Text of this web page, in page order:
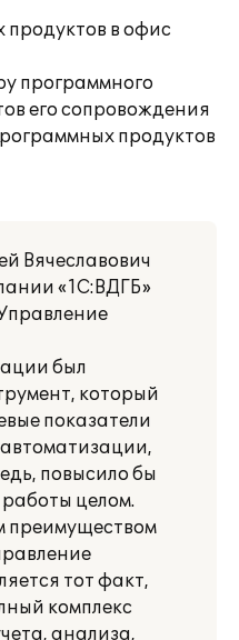
в офис
программного
его сопровождения
продуктов
Вячеславович
«1С:ВДГБ»
был
который
показатели
повысило бы
целом.
тот факт,
комплекс
анализа,